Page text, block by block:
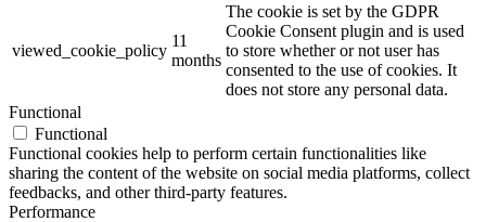
viewed_cookie_policy
11
months
The cookie is set by the GDPR
Cookie Consent plugin and is used
to store whether or not user has
consented to the use of cookies. It
does not store any personal data.
Functional
Functional
Functional cookies help to perform certain functionalities like
sharing the content of the website on social media platforms, collect
feedbacks, and other third-party features.
Performance